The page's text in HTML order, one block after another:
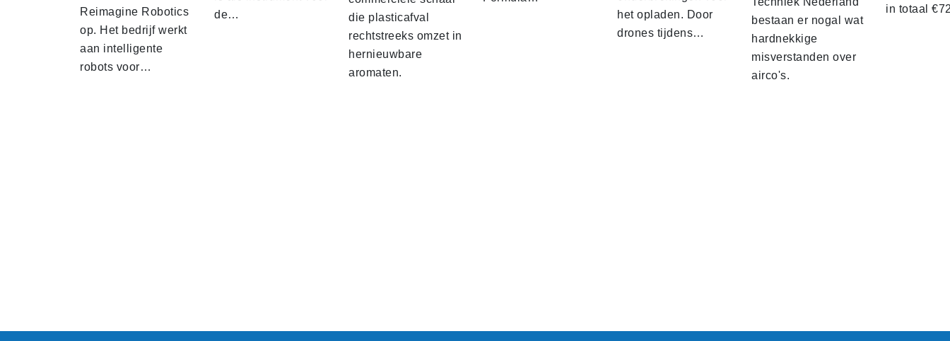
Reimagine Robotics
op. Het bedrijf werkt
aan intelligente
robots voor…
de…
die plasticafval
rechtstreeks omzet in
hernieuwbare
aromaten.
het opladen. Door
drones tijdens…
bestaan er nogal wat
hardnekkige
misverstanden over
airco's.
in totaal